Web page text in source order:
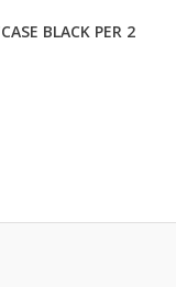
BLACK PER 2